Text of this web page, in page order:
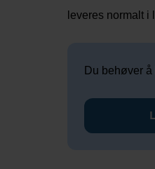
leveres normalt
Du behøver